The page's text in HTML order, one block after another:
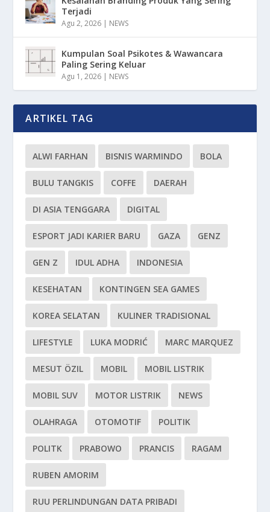
Terjadi
Agu 2, 2026 | NEWS
Kumpulan Soal Psikotes & Wawancara
Paling Sering Keluar
Agu 1, 2026 | NEWS
ARTIKEL TAG
ALWI FARHAN BISNIS WARMINDO BOLA
BULU TANGKIS COFFE DAERAH
DI ASIA TENGGARA DIGITAL
ESPORT JADI KARIER BARU GAZA GENZ
GEN Z IDUL ADHA INDONESIA
KESEHATAN KONTINGEN SEA GAMES
KOREA SELATAN KULINER TRADISIONAL
LIFESTYLE LUKA MODRIĆ MARC MARQUEZ
MESUT ÖZIL MOBIL MOBIL LISTRIK
MOBIL SUV MOTOR LISTRIK NEWS
OLAHRAGA OTOMOTIF POLITIK
POLITK PRABOWO PRANCIS RAGAM
RUBEN AMORIM
RUU PERLINDUNGAN DATA PRIBADI